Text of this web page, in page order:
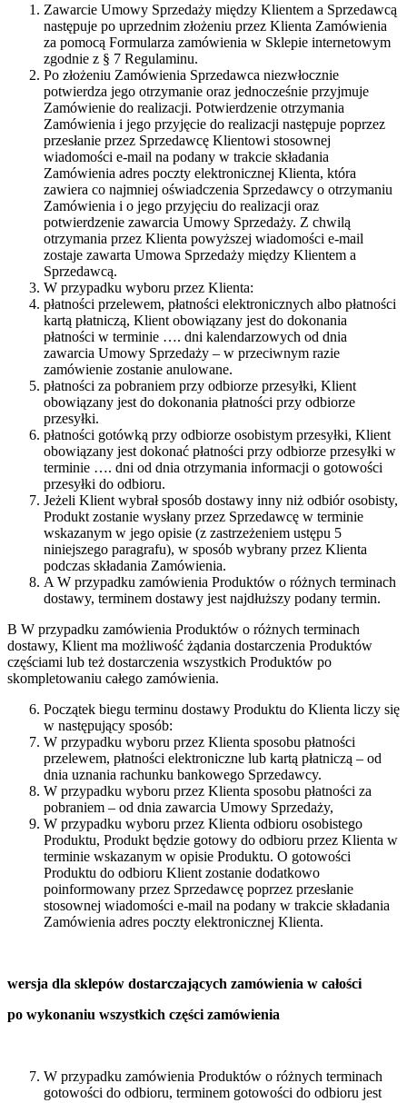
Zawarcie Umowy Sprzedaży między Klientem a Sprzedawcą
następuje po uprzednim złożeniu przez Klienta Zamówienia
za pomocą Formularza zamówienia w Sklepie internetowym
zgodnie z § 7 Regulaminu.
Po złożeniu Zamówienia Sprzedawca niezwłocznie
potwierdza jego otrzymanie oraz jednocześnie przyjmuje
Zamówienie do realizacji. Potwierdzenie otrzymania
Zamówienia i jego przyjęcie do realizacji następuje poprzez
przesłanie przez Sprzedawcę Klientowi stosownej
wiadomości e-mail na podany w trakcie składania
Zamówienia adres poczty elektronicznej Klienta, która
zawiera co najmniej oświadczenia Sprzedawcy o otrzymaniu
Zamówienia i o jego przyjęciu do realizacji oraz
potwierdzenie zawarcia Umowy Sprzedaży. Z chwilą
otrzymania przez Klienta powyższej wiadomości e-mail
zostaje zawarta Umowa Sprzedaży między Klientem a
Sprzedawcą.
W przypadku wyboru przez Klienta:
płatności przelewem, płatności elektronicznych albo płatności
kartą płatniczą, Klient obowiązany jest do dokonania
płatności w terminie …. dni kalendarzowych od dnia
zawarcia Umowy Sprzedaży – w przeciwnym razie
zamówienie zostanie anulowane.
płatności za pobraniem przy odbiorze przesyłki, Klient
obowiązany jest do dokonania płatności przy odbiorze
przesyłki.
płatności gotówką przy odbiorze osobistym przesyłki, Klient
obowiązany jest dokonać płatności przy odbiorze przesyłki w
terminie …. dni od dnia otrzymania informacji o gotowości
przesyłki do odbioru.
Jeżeli Klient wybrał sposób dostawy inny niż odbiór osobisty,
Produkt zostanie wysłany przez Sprzedawcę w terminie
wskazanym w jego opisie (z zastrzeżeniem ustępu 5
niniejszego paragrafu), w sposób wybrany przez Klienta
podczas składania Zamówienia.
A W przypadku zamówienia Produktów o różnych terminach
dostawy, terminem dostawy jest najdłuższy podany termin.
B W przypadku zamówienia Produktów o różnych terminach
dostawy, Klient ma możliwość żądania dostarczenia Produktów
częściami lub też dostarczenia wszystkich Produktów po
skompletowaniu całego zamówienia.
Początek biegu terminu dostawy Produktu do Klienta liczy się
w następujący sposób:
W przypadku wyboru przez Klienta sposobu płatności
przelewem, płatności elektroniczne lub kartą płatniczą – od
dnia uznania rachunku bankowego Sprzedawcy.
W przypadku wyboru przez Klienta sposobu płatności za
pobraniem – od dnia zawarcia Umowy Sprzedaży,
W przypadku wyboru przez Klienta odbioru osobistego
Produktu, Produkt będzie gotowy do odbioru przez Klienta w
terminie wskazanym w opisie Produktu. O gotowości
Produktu do odbioru Klient zostanie dodatkowo
poinformowany przez Sprzedawcę poprzez przesłanie
stosownej wiadomości e-mail na podany w trakcie składania
Zamówienia adres poczty elektronicznej Klienta.
wersja dla sklepów dostarczających zamówienia w całości
po wykonaniu wszystkich części zamówienia
W przypadku zamówienia Produktów o różnych terminach
gotowości do odbioru, terminem gotowości do odbioru jest